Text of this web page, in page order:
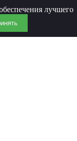
лучшего